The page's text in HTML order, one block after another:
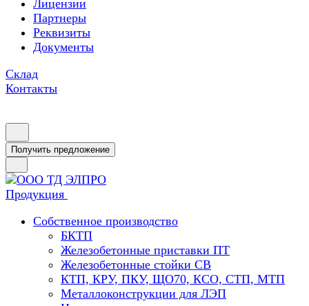
Лицензии
Партнеры
Реквизиты
Документы
Склад
Контакты
Получить предложение
Продукция
Собственное производство
БКТП
Железобетонные приставки ПТ
Железобетонные стойки СВ
КТП, КРУ, ПКУ, ЩО70, КСО, СТП, МТП
Металлоконструкции для ЛЭП